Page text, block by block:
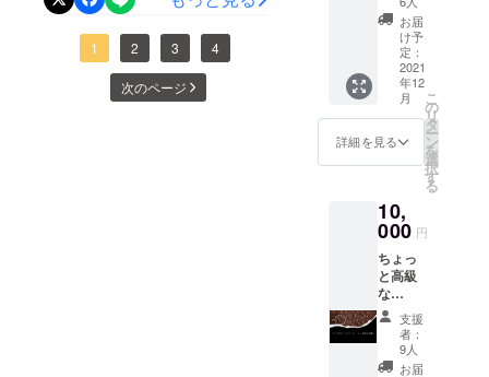
しご興味のある方はダウン
ロードをしてご登録くださ
いね。すべてのスマホ共通
で今しばらくお待ち下さい
ませ。先日は、大阪にバッ
グや食品などの仕入れの相
談をしに行ってきました。
案内用仮ホームページを作
成しました。
https://info6670497.wixsite.c
1 2 3 4
次のページ
ドのみ
となり
ます。
＊チ
ケット
の使用
期限は
最初の
１ヶ月
となり
ヒー1杯
を飲め
る権＋
御礼の
メール
ジャコ
ウネコ
コー
ぱいに
広がっ
る苦
味、甘
味と香
りが豊
か。
「コピ
ルアッ
ク」で
ケット
（ご本
人の
み）＋
レギュ
ラー靴
磨き5回
回数券
コー
ヒー飲
チケッ
ト ＊
コー
ヒーは
営業日
の営業
時間内
であれ
ば何杯
でもお
お届
け予
定：
2021
年12
月
詳細を見る
こ
の
リ
タ
ー
ン
を
選
択
す
る
10,
000 円
ちょっ
と高級
な
（アッ
プグ
レー
ド）
支援
者：
9人
お届